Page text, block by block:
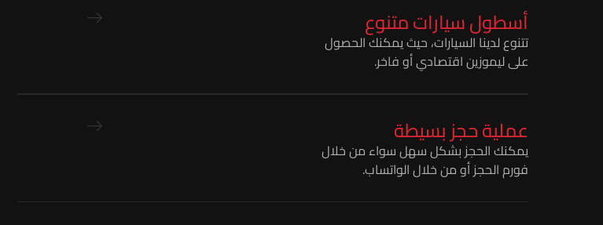
أسطول سيارات متنوع
تتنوع لدينا السيارات، حيث يمكنك الحصول
على ليموزين اقتصادي أو فاخر.
عملية حجز بسيطة
يمكنك الحجز بشكل سهل سواء من خلال
فورم الحجز أو من خلال الواتساب.